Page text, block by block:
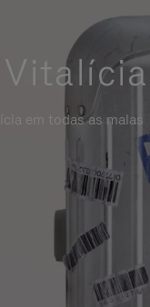
em todas as malas